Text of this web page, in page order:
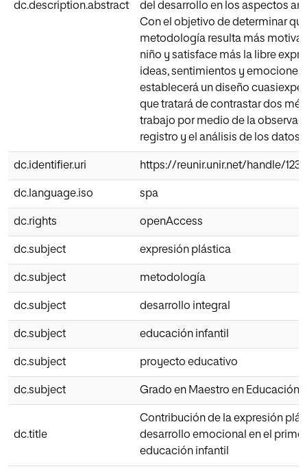
dc.description.abstract
del desarrollo en los aspectos
Con el objetivo de determinar
metodología resulta más
niño y satisface más la libre
ideas, sentimientos y emociones,
establecerá un diseño
que tratará de contrastar dos
trabajo por medio de la
registro y el análisis de los datos
dc.identifier.uri https://reunir.unir.net/handle/
dc.language.iso spa
dc.rights openAccess
dc.subject expresión plástica
dc.subject metodología
dc.subject desarrollo integral
dc.subject educación infantil
dc.subject proyecto educativo
dc.subject Grado en Maestro en Educación
dc.title
Contribución de la expresión
desarrollo emocional en el
educación infantil